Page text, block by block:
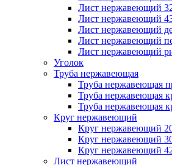
Лист нержавеющий
Лист нержавеющий
Лист нержавеющий
Лист нержавеющий
Лист нержавеющий
Уголок
Труба нержавеющая
Труба нержавеющая
Труба нержавеющая
Труба нержавеющая
Круг нержавеющий
Круг нержавеющий
Круг нержавеющий
Круг нержавеющий
Лист нержавеющий